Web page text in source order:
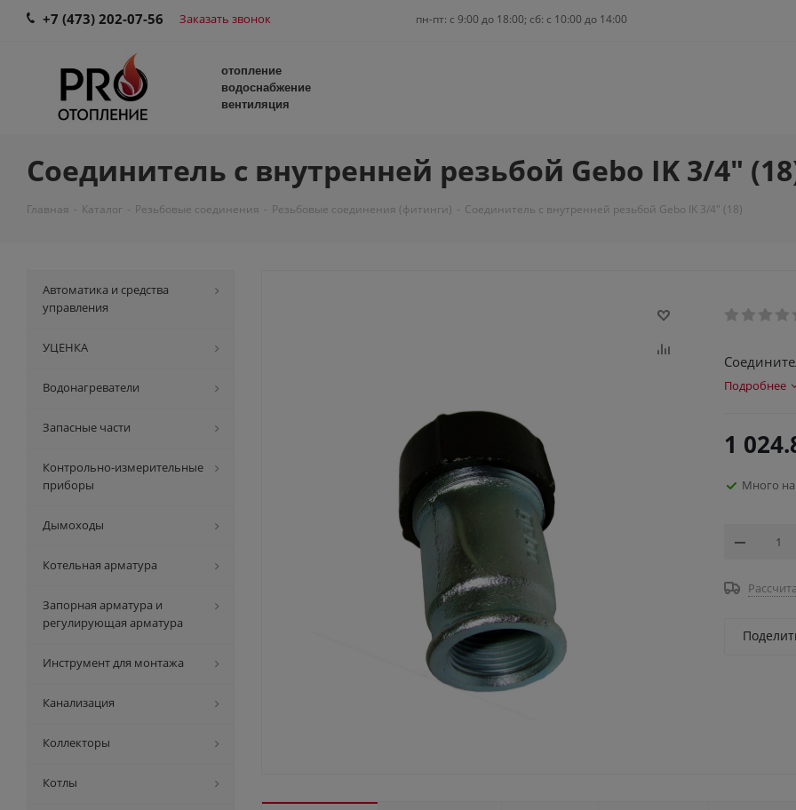
+7 (473) 202-07-56 Заказать звонок пн-пт: c 9:00 до 18:00; сб: с 10:00 до 14:00
отопление
водоснабжение
вентиляция
Соединитель с внутренней резьбой Gebo IK 3/4"
Главная - Каталог - Резьбовые соединения - Резьбовые соединения (фитинги) - Соединитель с внутренней резьбой Gebo IK 3/4" (18)
Подробнее
1
Много на
Автоматика и средства
управления
УЦЕНКА
Водонагреватели
Запасные части
Контрольно-измерительные
приборы
Дымоходы
Котельная арматура
Запорная арматура и
регулирующая арматура
Инструмент для монтажа
Канализация
Коллекторы
Котлы